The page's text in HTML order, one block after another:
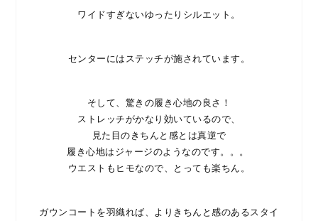
ワイドすぎないゆったりシルエット。
センターにはステッチが施されています。
そして、驚きの履き心地の良さ！
ストレッチがかなり効いているので、
見た目のきちんと感とは真逆で
履き心地はジャージのようなのです。。。
ウエストもヒモなので、とっても楽ちん。
ガウンコートを羽織れば、よりきちんと感のあるスタイ